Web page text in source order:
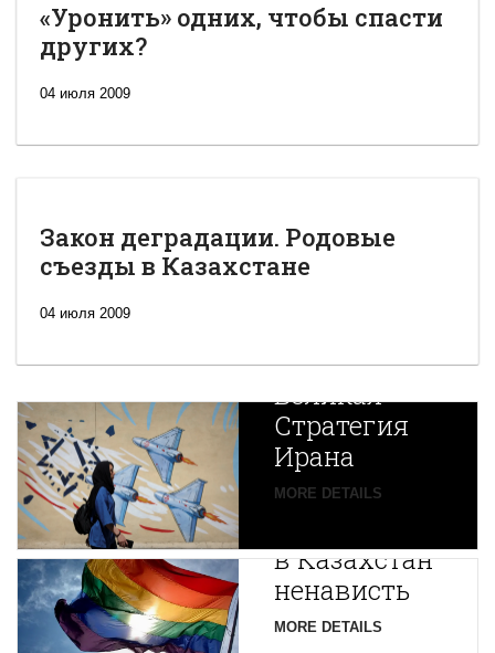
«Уронить» одних, чтобы спасти
других?
04 июля 2009
Закон деградации. Родовые
съезды в Казахстане
04 июля 2009
Новая
Великая
Стратегия
Ирана
MORE DETAILS
Путин
в Казахстан
ненависть
MORE DETAILS
Центральной
Азии
зарождается